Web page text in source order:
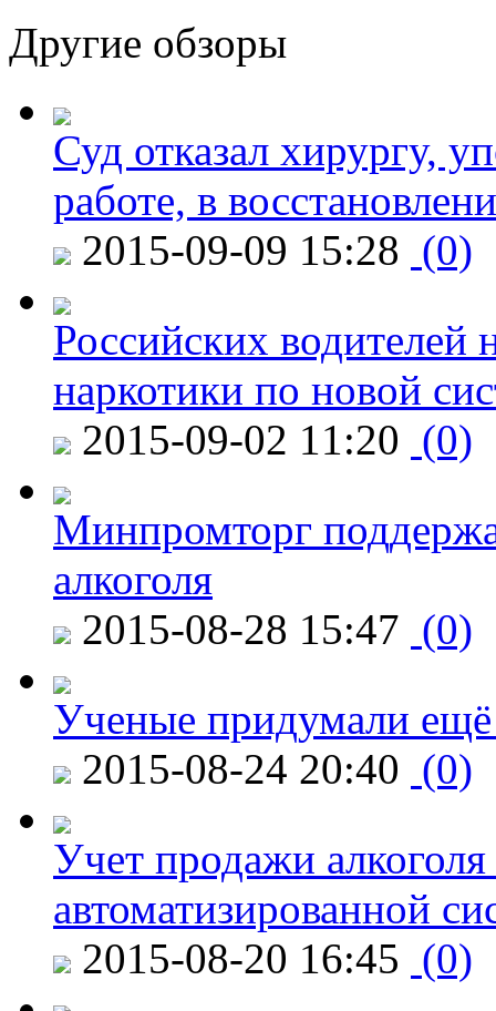
Другие обзоры
Суд отказал хирургу,
работе, в
2015-09-09 15:28 (0)
Российских водителей
наркотики по новой
2015-09-02 11:20 (0)
Минпромторг
алкоголя
2015-08-28 15:47 (0)
Ученые придумали ещё
2015-08-24 20:40 (0)
Учет продажи
автоматизированной
2015-08-20 16:45 (0)